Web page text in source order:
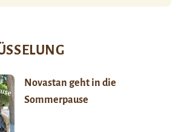
Novastan geht in die
Sommerpause